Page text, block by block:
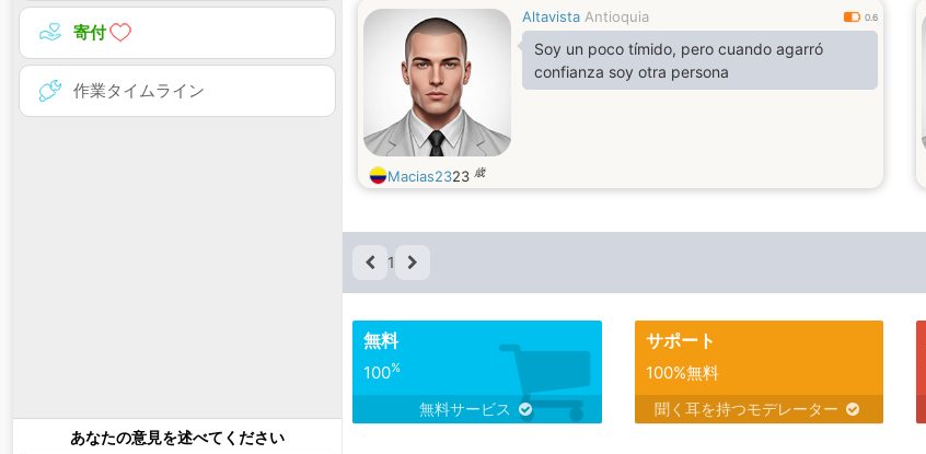
寄付
作業タイムライン
あなたの意見を述べてください
Altavista Antioquia 0.6
Soy un poco tímido, pero cuando agarró
confianza soy otra persona
Macias2323 歳
1
無料
100%
無料サービス
サポート
100%無料
聞く耳を持つモデレーター